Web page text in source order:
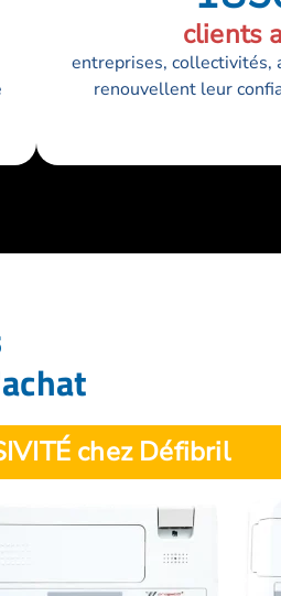
clients
entreprises, collectivités,
renouvellent leur
chez Défibril